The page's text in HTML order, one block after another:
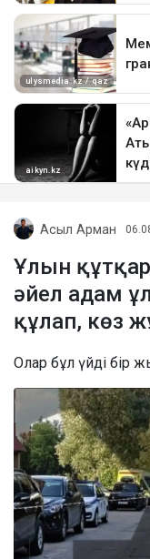
Асыл Арман
Ұлын
әйел адам
құлап, көз
Олар бұл үйді бір